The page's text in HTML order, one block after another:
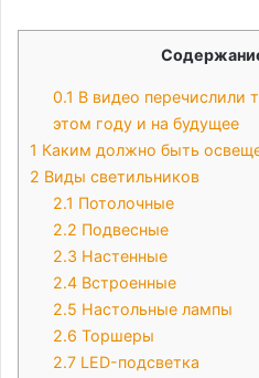
0.1 В видео перечислили
этом году и на будущее
1 Каким должно быть
2 Виды светильников
2.1 Потолочные
2.2 Подвесные
2.3 Настенные
2.4 Встроенные
2.5 Настольные лампы
2.6 Торшеры
2.7 LED-подсветка